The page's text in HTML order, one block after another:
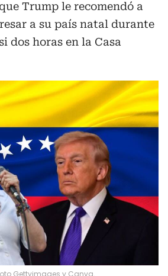
Trump le recomendó a
a su país natal durante
dos horas en la Casa
Gettyimages y Canva.